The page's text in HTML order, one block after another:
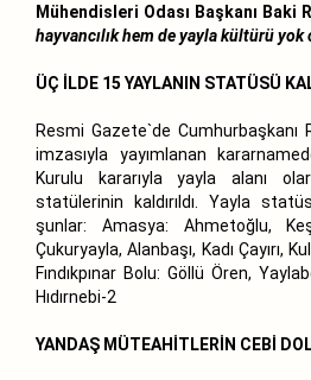
Mühendisleri Odası Başkanı Baki
hayvancılık hem de yayla kültürü yok
ÜÇ İLDE 15 YAYLANIN STATÜSÜ
Resmi Gazete`de Cumhurbaşkanı
imzasıyla yayımlanan
Kurulu kararıyla yayla alanı
statülerinin kaldırıldı. Yayla
şunlar: Amasya: Ahmetoğlu,
Çukuryayla, Alanbaşı, Kadı Çayırı,
Fındıkpınar Bolu: Göllü Ören,
Hıdırnebi-2
YANDAŞ MÜTEAHİTLERİN CEBİ